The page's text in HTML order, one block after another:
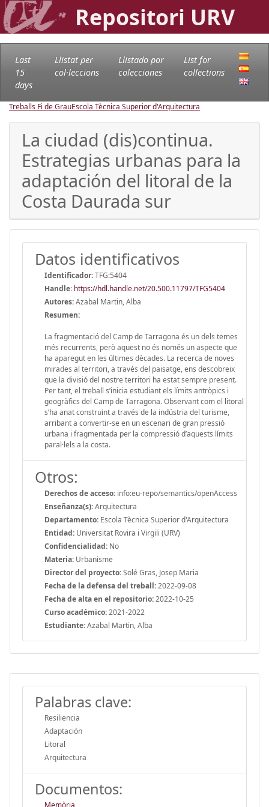
Repositori URV
Last
15
days
Llistat per
col·leccions
Llistado por
colecciones
List for
collections
Treballs Fi de GrauEscola Tècnica Superior d'Arquitectura
La ciudad (dis)continua.
Estrategias urbanas para la
adaptación del litoral de la
Costa Daurada sur
Datos identificativos
Identificador:TFG:5404
Handle: https://hdl.handle.net/20.500.11797/TFG5404
Autores:Azabal Martin, Alba
Resumen:
La fragmentació del Camp de Tarragona és un dels temes
més recurrents, però aquest no és només un aspecte que
ha aparegut en les últimes dècades. La recerca de noves
mirades al territori, a través del paisatge, ens descobreix
que la divisió del nostre territori ha estat sempre present.
Per tant, el treball s’inicia estudiant els límits antròpics i
geogràfics del Camp de Tarragona. Observant com el litoral
s’ha anat construint a través de la indústria del turisme,
arribant a convertir-se en un escenari de gran pressió
urbana i fragmentada per la compressió d’aquests límits
paral·lels a la costa.
Otros:
Derechos de acceso: info:eu-repo/semantics/openAccess
Enseñanza(s):Arquitectura
Departamento: Escola Tècnica Superior d'Arquitectura
Entidad: Universitat Rovira i Virgili (URV)
Confidencialidad: No
Materia: Urbanisme
Director del proyecto:Solé Gras, Josep Maria
Fecha de la defensa del treball:2022-09-08
Fecha de alta en el repositorio:2022-10-25
Curso académico:2021-2022
Estudiante:Azabal Martin, Alba
Palabras clave:
Resiliencia
Adaptación
Litoral
Arquitectura
Documentos:
Memòria